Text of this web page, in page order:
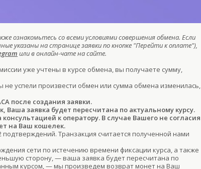
ознакомьтесь со всеми условиями совершения обмена. Если
указаны на странице заявки по кнопке "Перейти к оплате"),
или в онлайн-чате на сайте.
уже учтены в курсе обмена, вы получаете сумму,
не успели произвести обмен или сумма обмена изменилась,
после создания заявки.
заявка будет пересчитана по актуальному курсу.
к оператору. В случае Вашего не согласия
на Ваш кошелек.
подтверждений. Транзакция считается полученной нами
сети по истечению времени фиксации курса, а также
сторону, — ваша заявка будет пересчитана по
курсом, — мы произведем возврат монет на Ваш